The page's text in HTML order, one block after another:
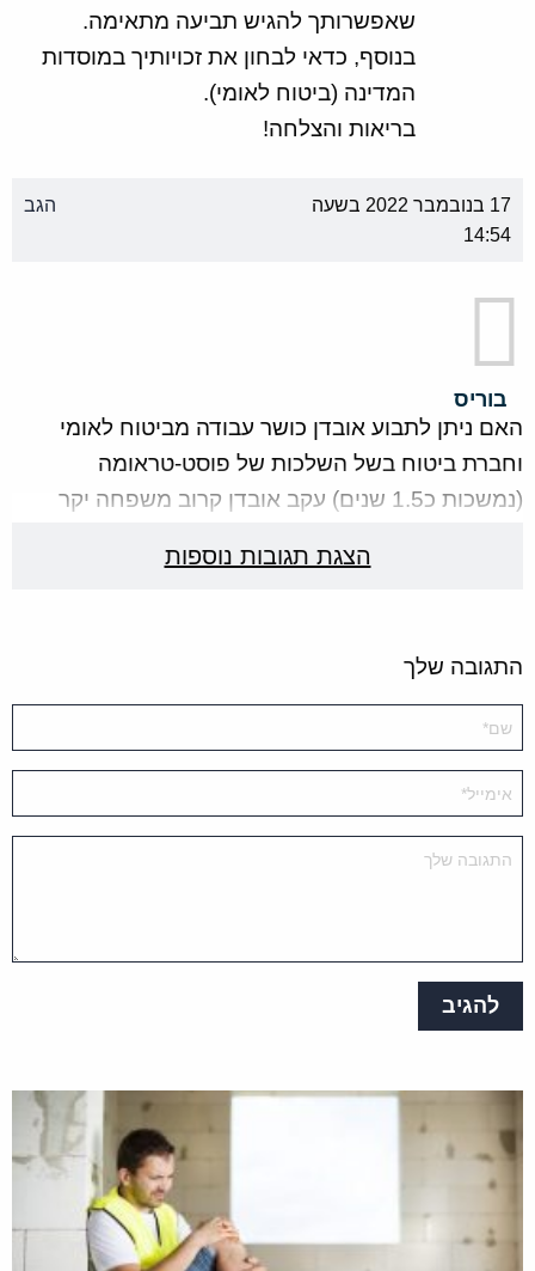
שאפשרותך להגיש תביעה מתאימה.
בנוסף, כדאי לבחון את זכויותיך במוסדות
המדינה (ביטוח לאומי).
בריאות והצלחה!
17 בנובמבר 2022 בשעה
14:54
הגב
בוריס
האם ניתן לתבוע אובדן כושר עבודה מביטוח לאומי
וחברת ביטוח בשל השלכות של פוסט-טראומה
(נמשכות כ1.5 שנים) עקב אובדן קרוב משפחה יקר
בוריס שלום, כל עוד הינך עומד בתנאי הסף
18:26
הגב
הצגת תגובות נוספות
התגובה שלך